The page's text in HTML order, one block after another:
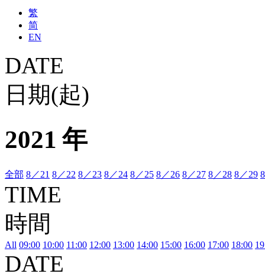
繁
简
EN
DATE
日期(起)
2021 年
全部 8／21 8／22 8／23 8／24 8／25 8／26 8／27 8／28 8／29
TIME
時間
All 09:00 10:00 11:00 12:00 13:00 14:00 15:00 16:00 17:00 18:00
DATE